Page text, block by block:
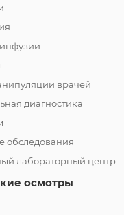
врачей
диагностика
обследования
лабораторный центр
осмотры